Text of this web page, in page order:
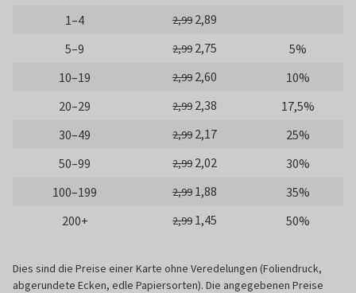
1–4
2,99 2,89
5–9
2,99 2,75
5%
10–19
2,99 2,60
10%
20–29
2,99 2,38
17,5%
30–49
2,99 2,17
25%
50–99
2,99 2,02
30%
100–199
2,99 1,88
35%
200+
2,99 1,45 50%
Dies sind die Preise einer Karte ohne Veredelungen (Foliendruck,
abgerundete Ecken, edle Papiersorten). Die angegebenen Preise